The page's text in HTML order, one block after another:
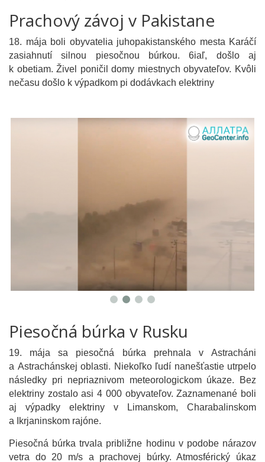
Prachový závoj v Pakistane
18. mája boli obyvatelia juhopakistanského mesta Karáčí
zasiahnutí silnou piesočnou búrkou. 6iaľ, došlo aj
k obetiam. Živel poničil domy miestnych obyvateľov. Kvôli
nečasu došlo k výpadkom pi dodávkach elektriny
Piesočná búrka v Rusku
19. mája sa piesočná búrka prehnala v Astracháni
a Astrachánskej oblasti. Niekoľko ľudí nanešťastie utrpelo
následky pri nepriaznivom meteorologickom úkaze. Bez
elektriny zostalo asi 4 000 obyvateľov. Zaznamenané boli
aj výpadky elektriny v Limanskom, Charabalinskom
a Ikrjaninskom rajóne.
Piesočná búrka trvala približne hodinu v podobe nárazov
vetra do 20 m/s a prachovej búrky. Atmosférický úkaz